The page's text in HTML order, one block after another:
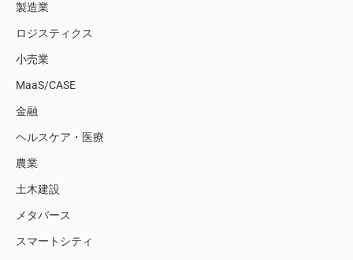
製造業
ロジスティクス
小売業
MaaS/CASE
金融
ヘルスケア・医療
農業
土木建設
メタバース
スマートシティ